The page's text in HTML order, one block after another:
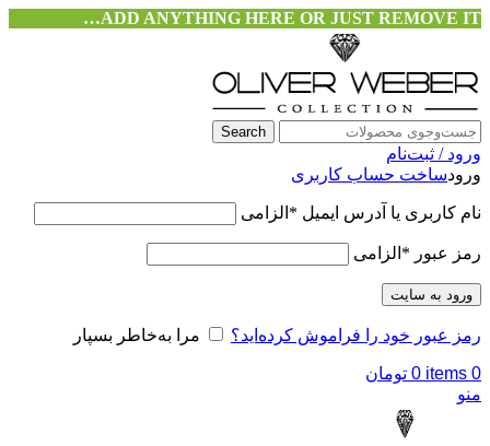
ADD ANYTHING HERE OR JUST REMOVE IT…
Search
ورود / ثبت‌نام
ورودساخت حساب کاربری
نام کاربری یا آدرس ایمیل * الزامی
رمز عبور * الزامی
ورود به سایت
رمز عبور خود را فراموش کرده‌اید؟ مرا به‌خاطر بسپار
0
items
0 تومان
منو